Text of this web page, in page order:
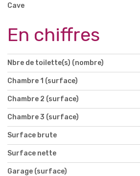
Cave
En chiffres
Nbre de toilette(s) (nombre)
Chambre 1 (surface)
Chambre 2 (surface)
Chambre 3 (surface)
Surface brute
Surface nette
Garage (surface)